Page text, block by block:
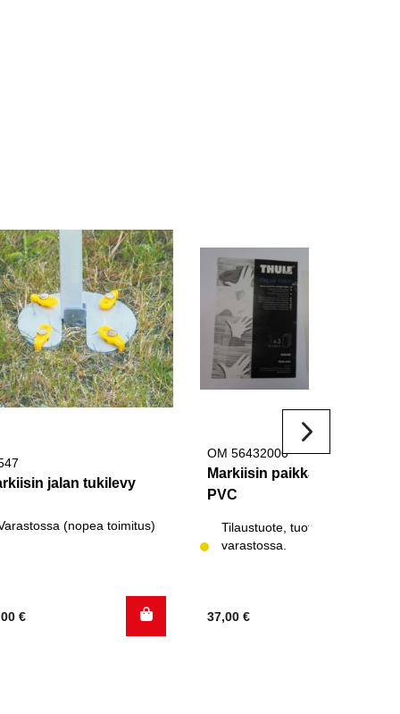
jalan tukilevy
(nopea toimitus)
€
OM 56432000
Markiisin paikkaussarja
PVC
Tilaustuote, tuotetta ei
varastossa.
37,00€